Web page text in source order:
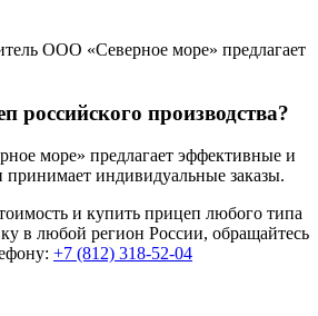
ООО «Северное море» предлагает
российского производства?
море» предлагает эффективные и
индивидуальные заказы.
и купить прицеп любого типа
в любой регион России, обращайтесь
+7 (812) 318-52-04